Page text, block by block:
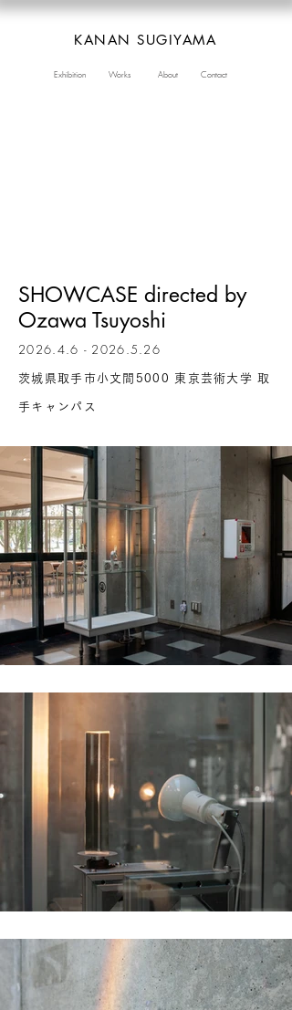
KANAN SUGIYAMA
Exhibition Works About Contact
SHOWCASE directed by
Ozawa Tsuyoshi
2026.4.6 - 2026.5.26
茨城県取手市小文間5000 東京芸術大学 取
手キャンパス